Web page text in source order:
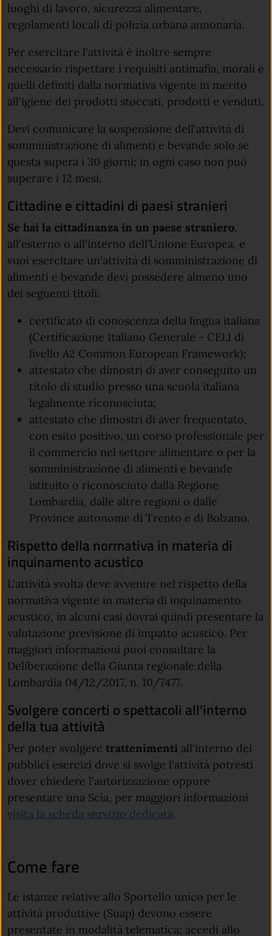
luoghi di lavoro, sicurezza alimentare,
regolamenti locali di polizia urbana annonaria.
Per esercitare l'attività è inoltre sempre
necessario rispettare i requisiti antimafia, morali e
quelli definiti dalla normativa vigente in merito
all'igiene dei prodotti stoccati, prodotti e venduti.
Devi comunicare la sospensione dell'attività di
somministrazione di alimenti e bevande solo se
questa supera i 30 giorni; in ogni caso non può
superare i 12 mesi.
Cittadine e cittadini di paesi stranieri
Se hai la cittadinanza in un paese straniero,
all'esterno o all'interno dell’Unione Europea, e
vuoi esercitare un'attività di somministrazione di
alimenti e bevande devi possedere almeno uno
dei seguenti titoli:
certificato di conoscenza della lingua italiana
(Certificazione Italiano Generale - CELI di
livello A2 Common European Framework);
attestato che dimostri di aver conseguito un
titolo di studio presso una scuola italiana
legalmente riconosciuta;
attestato che dimostri di aver frequentato,
con esito positivo, un corso professionale per
il commercio nel settore alimentare o per la
somministrazione di alimenti e bevande
istituito o riconosciuto dalla Regione
Lombardia, dalle altre regioni o dalle
Province autonome di Trento e di Bolzano.
Rispetto della normativa in materia di
inquinamento acustico
L'attività svolta deve avvenire nel rispetto della
normativa vigente in materia di inquinamento
acustico, in alcuni casi dovrai quindi presentare la
valutazione previsione di impatto acustico. Per
maggiori informazioni puoi consultare la
Deliberazione della Giunta regionale della
Lombardia 04/12/2017, n. 10/7477.
Svolgere concerti o spettacoli all'interno
della tua attività
Per poter svolgere trattenimenti all'interno dei
pubblici esercizi dove si svolge l'attività potresti
dover chiedere l'autorizzazione oppure
presentare una Scia, per maggiori informazioni
visita la scheda servizio dedicata.
Come fare
Le istanze relative allo Sportello unico per le
attività produttive (Suap) devono essere
presentate in modalità telematica: accedi allo